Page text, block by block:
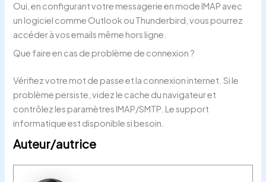
Oui, en configurant votre messagerie en mode IMAP avec
un logiciel comme Outlook ou Thunderbird, vous pourrez
accéder à vos emails même hors ligne.
Que faire en cas de problème de connexion ?
Vérifiez votre mot de passe et la connexion internet. Si le
problème persiste, videz le cache du navigateur et
contrôlez les paramètres IMAP/SMTP. Le support
informatique est disponible si besoin.
Auteur/autrice